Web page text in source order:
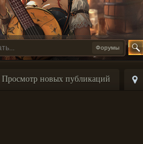
Форумы
Просмотр новых публикаций